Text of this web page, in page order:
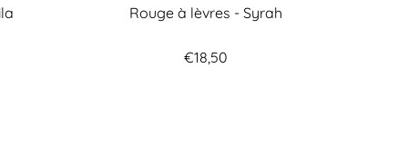
Rouge à lèvres - Syrah
€18,50